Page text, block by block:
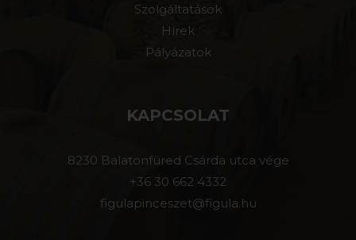
Szolgáltatások
Hírek
Pályázatok
KAPCSOLAT
8230 Balatonfüred Csárda utca vége
+36 30 662 4332
figulapinceszet@figula.hu